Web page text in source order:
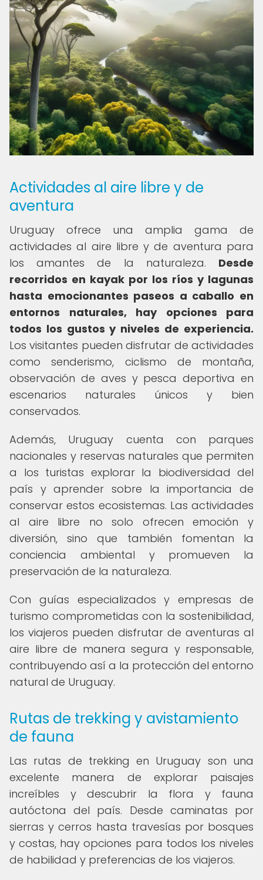
Actividades al aire libre y de
aventura
Uruguay ofrece una amplia gama de
actividades al aire libre y de aventura para
los amantes de la naturaleza. Desde
recorridos en kayak por los ríos y lagunas
hasta emocionantes paseos a caballo en
entornos naturales, hay opciones para
todos los gustos y niveles de experiencia.
Los visitantes pueden disfrutar de actividades
como senderismo, ciclismo de montaña,
observación de aves y pesca deportiva en
escenarios naturales únicos y bien
conservados.
Además, Uruguay cuenta con parques
nacionales y reservas naturales que permiten
a los turistas explorar la biodiversidad del
país y aprender sobre la importancia de
conservar estos ecosistemas. Las actividades
al aire libre no solo ofrecen emoción y
diversión, sino que también fomentan la
conciencia ambiental y promueven la
preservación de la naturaleza.
Con guías especializados y empresas de
turismo comprometidas con la sostenibilidad,
los viajeros pueden disfrutar de aventuras al
aire libre de manera segura y responsable,
contribuyendo así a la protección del entorno
natural de Uruguay.
Rutas de trekking y avistamiento
de fauna
Las rutas de trekking en Uruguay son una
excelente manera de explorar paisajes
increíbles y descubrir la flora y fauna
autóctona del país. Desde caminatas por
sierras y cerros hasta travesías por bosques
y costas, hay opciones para todos los niveles
de habilidad y preferencias de los viajeros.